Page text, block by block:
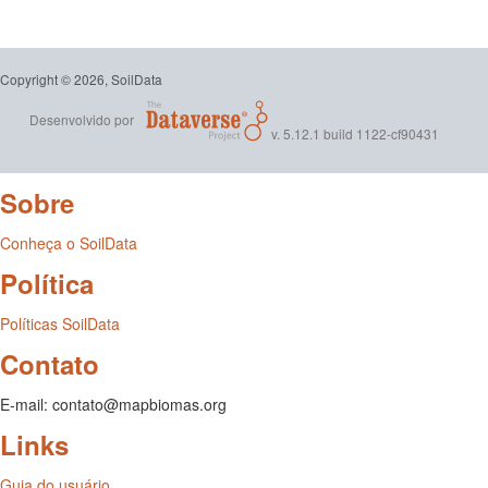
emprego deste conjunto de dados para finalidades profissionais
e/ou comerciais deve ser precedido pelo contato com a Embrapa.
(2017-04-26)
Copyright © 2026, SoilData
Desenvolvido por
v. 5.12.1 build 1122-cf90431
Sobre
Conheça o SoilData
Política
Políticas SoilData
Contato
E-mail: contato@mapbiomas.org
Links